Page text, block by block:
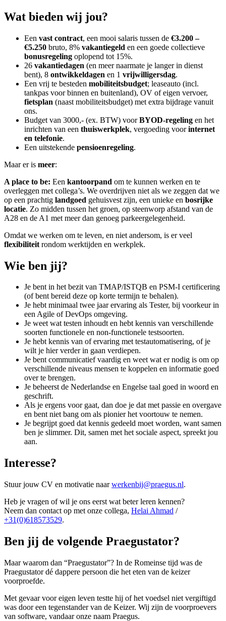
Wat bieden wij jou?
Een vast contract, een mooi salaris tussen de €3.200 –
€5.250 bruto, 8% vakantiegeld en een goede collectieve
bonusregeling oplopend tot 15%.
26 vakantiedagen (en meer naarmate je langer in dienst
bent), 8 ontwikkeldagen en 1 vrijwilligersdag.
Een vrij te besteden mobiliteitsbudget; leaseauto (incl.
tankpas voor binnen en buitenland), OV of eigen vervoer,
fietsplan (naast mobiliteitsbudget) met extra bijdrage vanuit
ons.
Budget van 3000,- (ex. BTW) voorBYOD-regeling en het
inrichten van een thuiswerkplek, vergoeding voorinternet
en telefonie.
Een uitstekende pensioenregeling.
Maar er is meer:
A place to be: Een kantoorpand om te kunnen werken en te
overleggen met collega’s. We overdrijven niet als we zeggen dat we
op een prachtig landgoed gehuisvest zijn, een unieke en bosrijke
locatie. Zo midden tussen het groen, op steenworp afstand van de
A28 en de A1 met meer dan genoeg parkeergelegenheid.
Omdat we werken om te leven, en niet andersom, is er veel
flexibiliteit rondom werktijden en werkplek.
Wie ben jij?
Je bent in het bezit van TMAP/ISTQB en PSM-I certificering
(of bent bereid deze op korte termijn te behalen).
Je hebt minimaal twee jaar ervaring als Tester, bij voorkeur in
een Agile of DevOps omgeving.
Je weet wat testen inhoudt en hebt kennis van verschillende
soorten functionele en non-functionele testsoorten.
Je hebt kennis van of ervaring met testautomatisering, of je
wilt je hier verder in gaan verdiepen.
Je bent communicatief vaardig en weet wat er nodig is om op
verschillende niveaus mensen te koppelen en informatie goed
over te brengen.
Je beheerst de Nederlandse en Engelse taal goed in woord en
geschrift.
Als je ergens voor gaat, dan doe je dat met passie en overgave
en bent niet bang om als pionier het voortouw te nemen.
Je begrijpt goed dat kennis gedeeld moet worden, want samen
ben je slimmer. Dit, samen met het sociale aspect, spreekt jou
aan.
Interesse?
Stuur jouw CV en motivatie naarwerkenbij@praegus.nl.
Heb je vragen of wil je ons eerst wat beter leren kennen?
Neem dan contact op met onze collega, Helai Ahmad /
+31(0)618573529.
Ben jij de volgende Praegustator?
Maar waarom dan “Praegustator”? In de Romeinse tijd was de
Praegustator dé dappere persoon die het eten van de keizer
voorproefde.
Met gevaar voor eigen leven testte hij of het voedsel niet vergiftigd
was door een tegenstander van de Keizer. Wij zijn de voorproevers
van software, vandaar onze naam Praegus.